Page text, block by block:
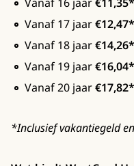
Vanaf 17 jaar€12,47*
Vanaf 18 jaar€14,26*
Vanaf 19 jaar€16,04*
Vanaf 20 jaar€17,82*
*Inclusief vakantiegeld